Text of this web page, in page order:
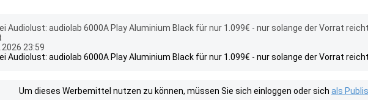
Audiolust: audiolab 6000A Play Aluminium Black für nur 1.099€ - nur solange der Vorrat
23:59
Audiolust: audiolab 6000A Play Aluminium Black für nur 1.099€ - nur solange der Vorrat
Um dieses Werbemittel nutzen zu können, müssen Sie sich einloggen oder sich als